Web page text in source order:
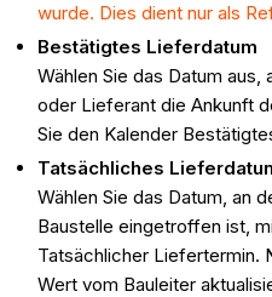
wurde. Dies dient nur als
Bestätigtes Lieferdatum
Wählen Sie das Datum
oder Lieferant die Ankunft
Sie den Kalender
Tatsächliches
Wählen Sie das Datum, an
Baustelle eingetroffen ist,
Tatsächlicher Liefertermin.
Wert vom Bauleiter